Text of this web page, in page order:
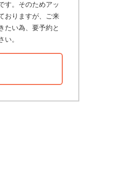
す。そのためアッ
おりますが、ご来
たい為、要予約と
。